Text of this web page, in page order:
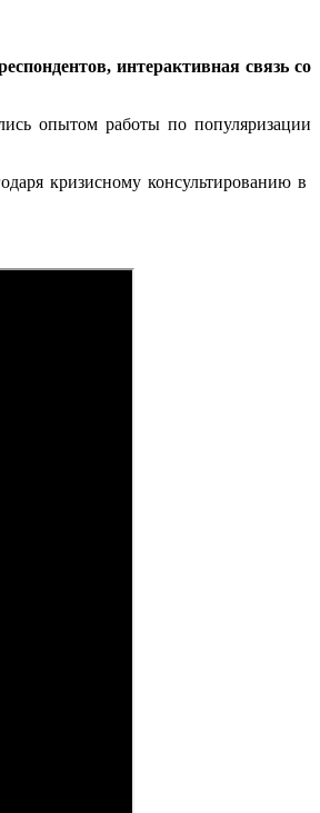
интерактивная связь со
опытом работы по популяризации
кризисному консультированию в